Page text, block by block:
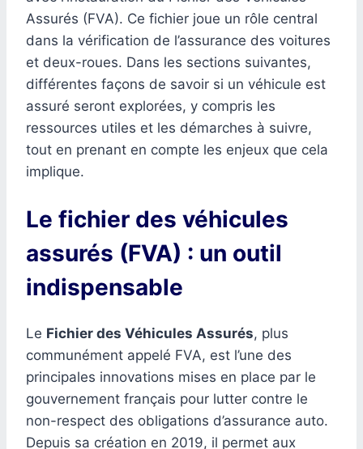
Assurés (FVA). Ce fichier joue un rôle central
dans la vérification de l’assurance des voitures
et deux-roues. Dans les sections suivantes,
différentes façons de savoir si un véhicule est
assuré seront explorées, y compris les
ressources utiles et les démarches à suivre,
tout en prenant en compte les enjeux que cela
implique.
Le fichier des véhicules
assurés (FVA) : un outil
indispensable
Le Fichier des Véhicules Assurés, plus
communément appelé FVA, est l’une des
principales innovations mises en place par le
gouvernement français pour lutter contre le
non-respect des obligations d’assurance auto.
Depuis sa création en 2019, il permet aux